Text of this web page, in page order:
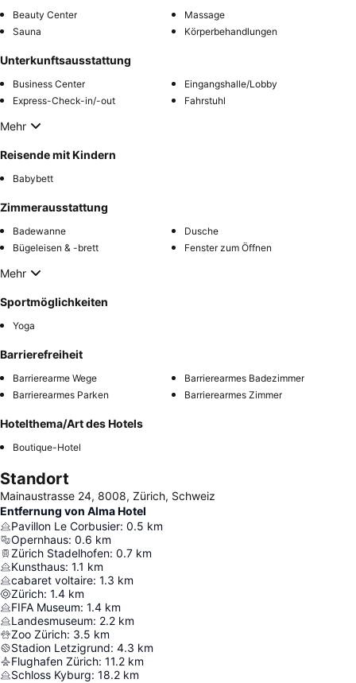
Beauty Center
Massage
Sauna
Körperbehandlungen
Unterkunftsausstattung
Business Center
Eingangshalle/Lobby
Express-Check-in/-out
Fahrstuhl
Mehr
Reisende mit Kindern
Babybett
Zimmerausstattung
Badewanne
Dusche
Bügeleisen & -brett
Fenster zum Öffnen
Mehr
Sportmöglichkeiten
Yoga
Barrierefreiheit
Barrierearme Wege
Barrierearmes Badezimmer
Barrierearmes Parken
Barrierearmes Zimmer
Hotelthema/Art des Hotels
Boutique-Hotel
Standort
Mainaustrasse 24, 8008, Zürich, Schweiz
Entfernung von Alma Hotel
Pavillon Le Corbusier: 0.5 km
Opernhaus: 0.6 km
Zürich Stadelhofen: 0.7 km
Kunsthaus: 1.1 km
cabaret voltaire: 1.3 km
Zürich: 1.4 km
FIFA Museum: 1.4 km
Landesmuseum: 2.2 km
Zoo Zürich: 3.5 km
Stadion Letzigrund: 4.3 km
Flughafen Zürich: 11.2 km
Schloss Kyburg: 18.2 km